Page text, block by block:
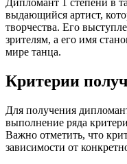
Дипломант 1 степени в
выдающийся артист,
творчества. Его
зрителям, а его имя
мире танца.
Критерии
Для получения
выполнение ряда
Важно отметить, что
зависимости от